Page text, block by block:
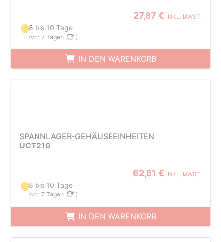
27,87 € INKL. MWST.
8 bis 10 Tage
(vor 7 Tagen )
IN DEN WARENKORB
SPANNLAGER-GEHÄUSEEINHEITEN
UCT216
62,61 € INKL. MWST.
8 bis 10 Tage
(vor 7 Tagen )
IN DEN WARENKORB